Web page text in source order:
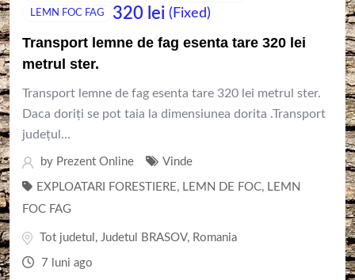
LEMN FOC FAG
320 lei (Fixed)
Transport lemne de fag esenta tare 320 lei
metrul ster.
Transport lemne de fag esenta tare 320 lei metrul ster.
Daca doriți se pot taia la dimensiunea dorita .Transport
județul...
by Prezent Online Vinde
EXPLOATARI FORESTIERE, LEMN DE FOC, LEMN
FOC FAG
Tot judetul , Judetul BRASOV, Romania
7 luni ago